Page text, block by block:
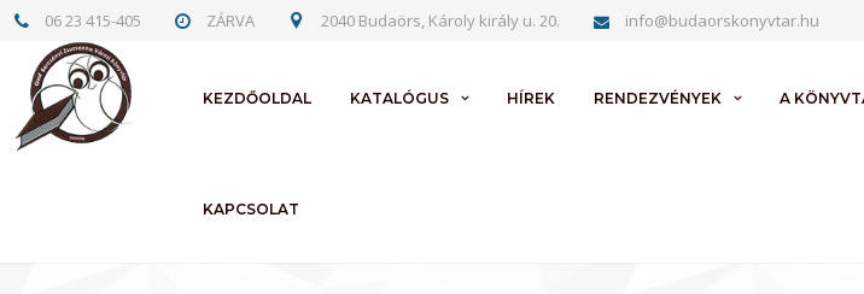
info@budaorskonyvtar.hu
2040 Budaörs, Károly király u. 20.
ZÁRVA
06 23 415-405
KEZDŐOLDAL KATALÓGUS HÍREK RENDEZVÉNYEK A
KAPCSOLAT